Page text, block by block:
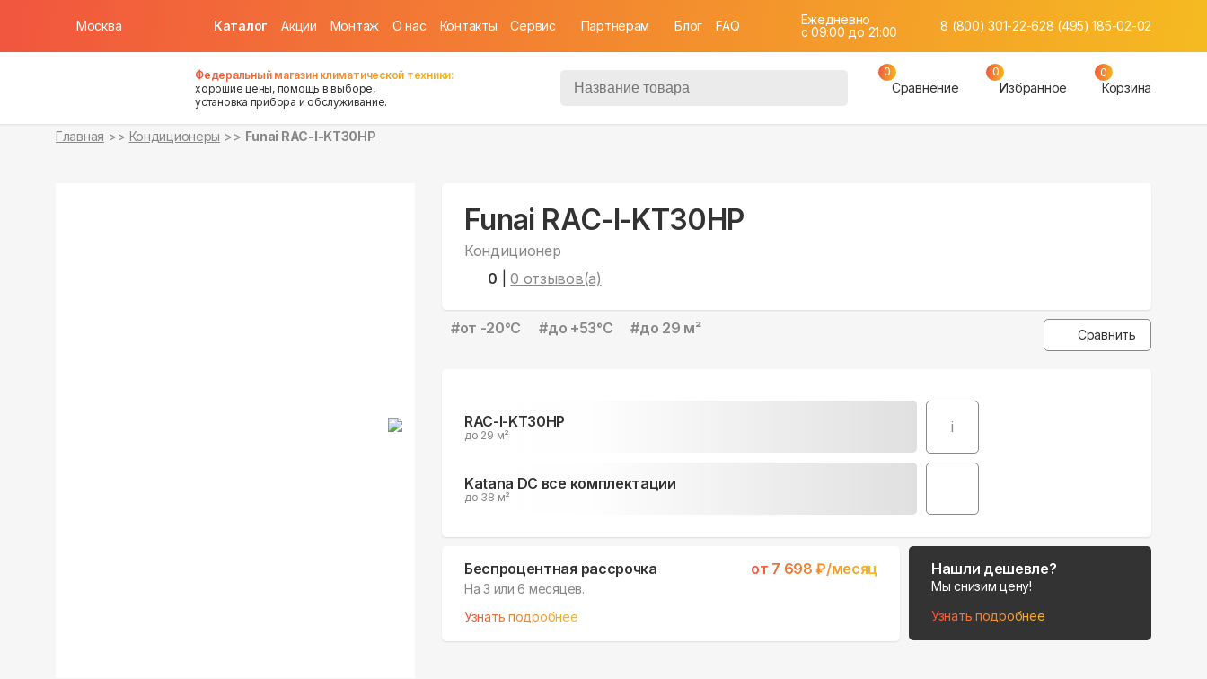
Москва Каталог Акции Монтаж О нас Контакты Cервис Партнерам Блог FAQ
Ежедневно
c 09:00 до 21:00
8 (800) 301-22-628 (495) 185-02-02
Федеральный магазин климатической техники:
хорошие цены, помощь в выборе,
установка прибора и обслуживание.
0
Сравнение
0
Избранное
0
Корзина
Главная Кондиционеры Funai RAC-I-KT30HP
Поможем выбрать
место для монтажа:
В Telegram
Funai RAC-I-KT30HP
Кондиционер
0
0 отзывов(а)
#от -20°С #до +53°С #до 29 м² Сравнить
RAC-I-KT30HP
до 29 м² i
в наличии
Katana DC все комплектации
до 38 м²
в наличии
Беспроцентная рассрочка от 7 698 ₽/месяц
На 3 или 6 месяцев.
Узнать подробнее
Нашли дешевле?
Мы снизим цену!
Узнать подробнее